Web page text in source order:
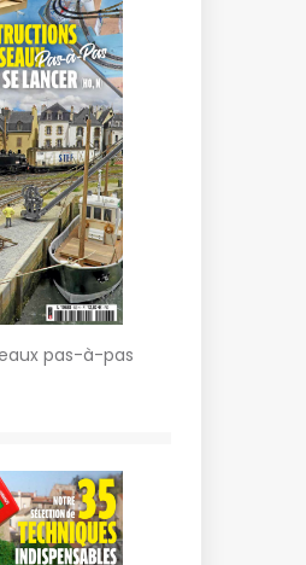
pas-à-pas